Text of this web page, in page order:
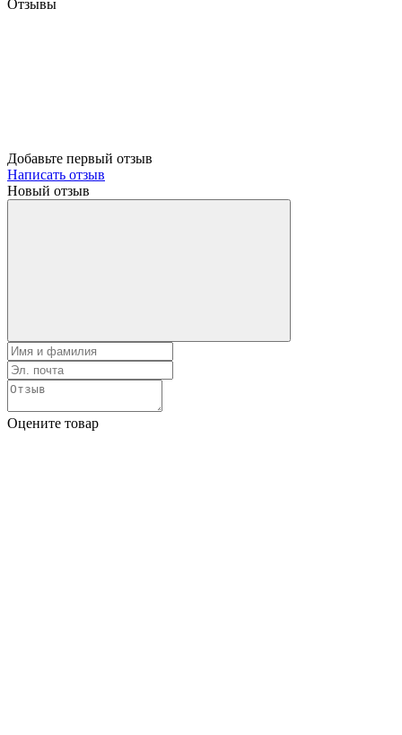
Отзывы
Добавьте первый отзыв
Написать отзыв
Новый отзыв
Оцените товар